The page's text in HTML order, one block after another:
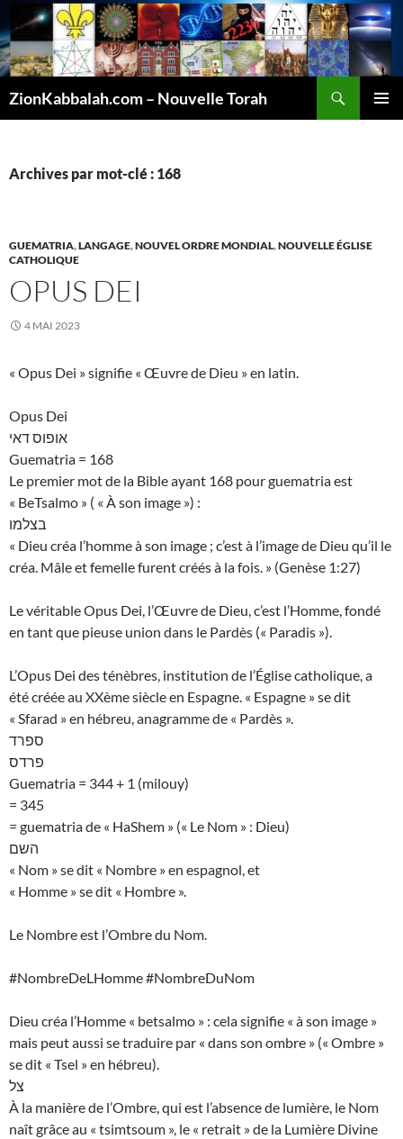
ZionKabbalah.com – Nouvelle Torah
Archives par mot-clé : 168
GUEMATRIA,LANGAGE,NOUVEL ORDRE MONDIAL,NOUVELLE ÉGLISE
CATHOLIQUE
OPUS DEI
4 MAI 2023
« Opus Dei » signifie « Œuvre de Dieu » en latin.
Opus Dei
אופוס דאי
Guematria = 168
Le premier mot de la Bible ayant 168 pour guematria est
« BeTsalmo » ( « À son image ») :
בצלמו
« Dieu créa l’homme à son image ; c’est à l’image de Dieu qu’il le
créa. Mâle et femelle furent créés à la fois. » (Genèse 1:27)
Le véritable Opus Dei, l’Œuvre de Dieu, c’est l’Homme, fondé
en tant que pieuse union dans le Pardès (« Paradis »).
L’Opus Dei des ténèbres, institution de l’Église catholique, a
été créée au XXème siècle en Espagne. « Espagne » se dit
« Sfarad » en hébreu, anagramme de « Pardès ».
ספרד
פרדס
Guematria = 344 + 1 (milouy)
= 345
= guematria de « HaShem » (« Le Nom » : Dieu)
השם
« Nom » se dit « Nombre » en espagnol, et
« Homme » se dit « Hombre ».
Le Nombre est l’Ombre du Nom.
#NombreDeLHomme #NombreDuNom
Dieu créa l’Homme « betsalmo » : cela signifie « à son image »
mais peut aussi se traduire par « dans son ombre » (« Ombre »
se dit « Tsel » en hébreu).
צל
À la manière de l’Ombre, qui est l’absence de lumière, le Nom
naît grâce au « tsimtsoum », le « retrait » de la Lumière Divine